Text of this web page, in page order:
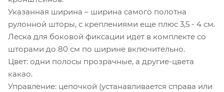
Указанная ширина – ширина самого полотна
рулонной шторы, с креплениями еще плюс 3,5 - 4 см.
Леска для боковой фиксации идет в комплекте со
шторами до 80 см по ширине включительно.
Цвет: одни полосы прозрачные, а другие-цвета
какао.
Управление: цепочкой (устанавливается справа или